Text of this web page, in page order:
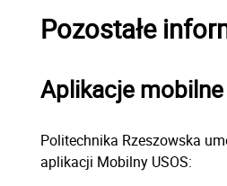
Pozostałe
Aplikacje mobilne
Politechnika Rzeszowska
aplikacji Mobilny USOS: